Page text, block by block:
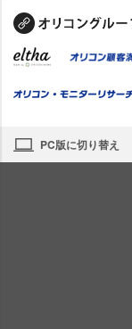
PC版に切り替え